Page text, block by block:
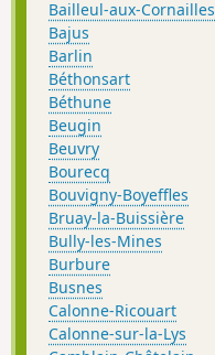
Bailleul-aux-Cornailles
Bajus
Barlin
Béthonsart
Béthune
Beugin
Beuvry
Bourecq
Bouvigny-Boyeffles
Bruay-la-Buissière
Bully-les-Mines
Burbure
Busnes
Calonne-Ricouart
Calonne-sur-la-Lys